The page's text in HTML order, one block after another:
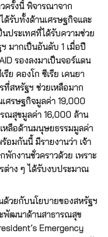
ครั้งนี้ พิจารณาจาก
ด้รับทั้งด้านเศรษฐกิจและ
นประเทศที่ได้รับความช่วย
มากเป็นอันดับ 1 เมื่อปี
รองลงมาเป็นจอร์แดน
รีย คองโก ซีเรีย เคนยา
ที่สหรัฐฯ ช่วยเหลือมาก
ศรษฐกิจมูลค่า 19,000
ณสุขมูลค่า 16,000 ล้าน
หลือด้านมนุษยธรรมมูลค่า
อมกันนี้ มีรายงานว่า เจ้า
พักงานชั่วคราวด้วย เพราะ
ต่าง ๆ ได้รับงบประมาณ
ด้วยกับนโยบายของสหรัฐฯ
ะพัฒนาด้านสาธารณสุข
Emergency